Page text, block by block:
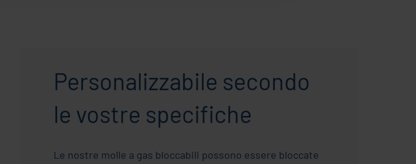
Personalizzabile secondo
le vostre specifiche
Le nostre molle a gas bloccabili possono essere bloccate